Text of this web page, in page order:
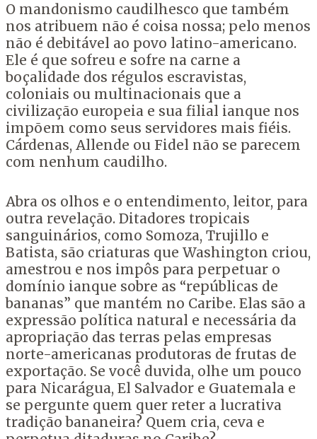
O mandonismo caudilhesco que também
nos atribuem não é coisa nossa; pelo menos
não é debitável ao povo latino-americano.
Ele é que sofreu e sofre na carne a
boçalidade dos régulos escravistas,
coloniais ou multinacionais que a
civilização europeia e sua filial ianque nos
impõem como seus servidores mais fiéis.
Cárdenas, Allende ou Fidel não se parecem
com nenhum caudilho.
Abra os olhos e o entendimento, leitor, para
outra revelação. Ditadores tropicais
sanguinários, como Somoza, Trujillo e
Batista, são criaturas que Washington criou,
amestrou e nos impôs para perpetuar o
domínio ianque sobre as “repúblicas de
bananas” que mantém no Caribe. Elas são a
expressão política natural e necessária da
apropriação das terras pelas empresas
norte-americanas produtoras de frutas de
exportação. Se você duvida, olhe um pouco
para Nicarágua, El Salvador e Guatemala e
se pergunte quem quer reter a lucrativa
tradição bananeira? Quem cria, ceva e